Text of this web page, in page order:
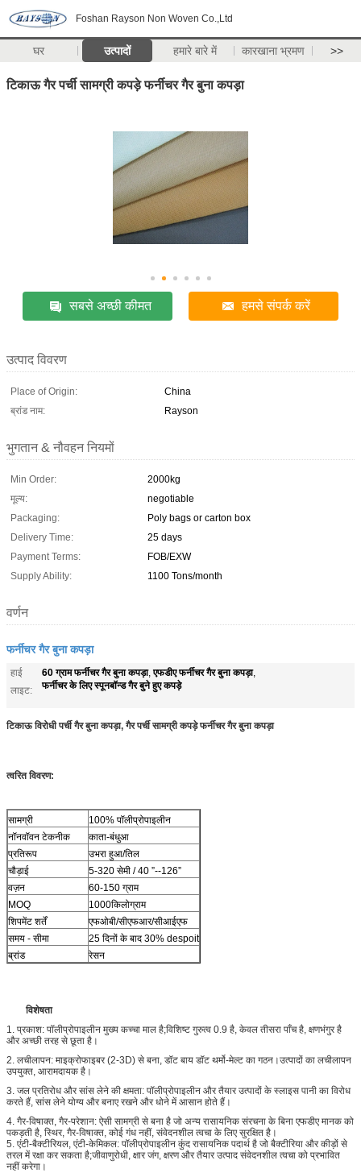
Foshan Rayson Non Woven Co.,Ltd
घर उत्पादों हमारे बारे में कारखाना भ्रमण >>
टिकाऊ गैर पर्ची सामग्री कपड़े फर्नीचर गैर बुना कपड़ा
सबसे अच्छी कीमत हमसे संपर्क करें
उत्पाद विवरण
Place of Origin:
China
ब्रांड नाम:
Rayson
भुगतान & नौवहन नियमों
Min Order:
2000kg
मूल्य:
negotiable
Packaging:
Poly bags or carton box
Delivery Time:
25 days
Payment Terms:
FOB/EXW
Supply Ability:
1100 Tons/month
वर्णन
फर्नीचर गैर बुना कपड़ा
हाई
लाइट:
60 ग्राम फर्नीचर गैर बुना कपड़ा,एफडीए फर्नीचर गैर बुना कपड़ा,
फर्नीचर के लिए स्पूनबॉन्ड गैर बुने हुए कपड़े
टिकाऊ विरोधी पर्ची गैर बुना कपड़ा, गैर पर्ची सामग्री कपड़े फर्नीचर गैर बुना कपड़ा
त्वरित विवरण:
सामग्री
100% पॉलीप्रोपाइलीन
नॉनवॉवन टेकनीक
काता-बंधुआ
प्रतिरूप
उभरा हुआ/तिल
चौड़ाई
5-320 सेमी / 40 ”--126”
वज़न
60-150 ग्राम
MOQ
1000किलोग्राम
शिपमेंट शर्तें
एफओबी/सीएफआर/सीआईएफ
समय - सीमा
25 दिनों के बाद 30% despoit
ब्रांड
रेसन
विशेषता
1. प्रकाश: पॉलीप्रोपाइलीन मुख्य कच्चा माल है;विशिष्ट गुरुत्व 0.9 है, केवल तीसरा पाँच है, क्षणभंगुर है
और अच्छी तरह से छूता है।
2. लचीलापन: माइक्रोफाइबर (2-3D) से बना, डॉट बाय डॉट थर्मो-मेल्ट का गठन।उत्पादों का लचीलापन
उपयुक्त, आरामदायक है।
3. जल प्रतिरोध और सांस लेने की क्षमता: पॉलीप्रोपाइलीन और तैयार उत्पादों के स्लाइस पानी का विरोध
करते हैं, सांस लेने योग्य और बनाए रखने और धोने में आसान होते हैं।
4. गैर-विषाक्त, गैर-परेशान: ऐसी सामग्री से बना है जो अन्य रासायनिक संरचना के बिना एफडीए मानक को
पकड़ती है, स्थिर, गैर-विषाक्त, कोई गंध नहीं, संवेदनशील त्वचा के लिए सुरक्षित है।
5. एंटी-बैक्टीरियल, एंटी-केमिकल: पॉलीप्रोपाइलीन कुंद रासायनिक पदार्थ है जो बैक्टीरिया और कीड़ों से
तरल में रक्षा कर सकता है;जीवाणुरोधी, क्षार जंग, क्षरण और तैयार उत्पाद संवेदनशील त्वचा को प्रभावित
नहीं करेगा।